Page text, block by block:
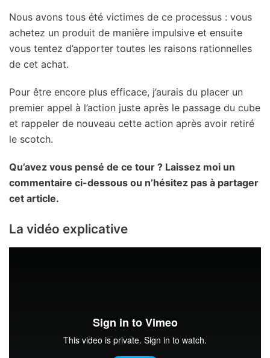
Nous avons tous été victimes de ce processus : vous
achetez un produit de manière impulsive et ensuite
vous tentez d’apporter toutes les raisons rationnelles
de cet achat.
Pour être encore plus efficace, j’aurais du placer un
premier appel à l’action juste après le passage du cube
et rappeler de nouveau cette action après avoir retiré
le scotch.
Qu’avez vous pensé de ce tour ? Laissez moi un
commentaire ci-dessous ou n’hésitez pas à partager
cet article.
La vidéo explicative